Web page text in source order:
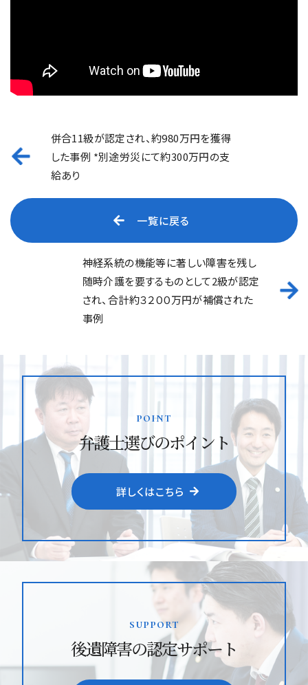
併合11級が認定され、約980万円を獲得
した事例 *別途労災にて約300万円の支
給あり
一覧に戻る
神経系統の機能等に著しい障害を残し
随時介護を要するものとして2級が認定
され、合計約３２００万円が補償された
事例
point
弁護士選びのポイント
詳しくはこちら
support
後遺障害の認定サポート